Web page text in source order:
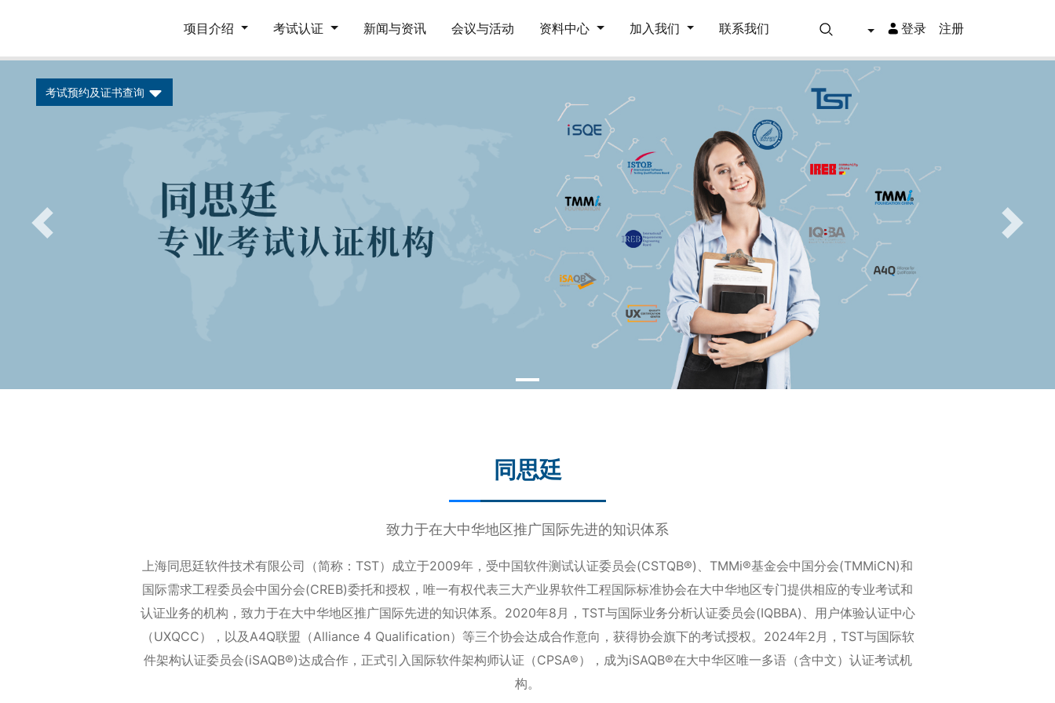
项目介绍 考试认证 新闻与资讯 会议与活动 资料中心 加入我们 联系我们 登录 注册
Previous Next
考试预约及证书查询
同思廷
致力于在大中华地区推广国际先进的知识体系
上海同思廷软件技术有限公司（简称：TST）成立于2009年，受中国软件测试认证委员会(CSTQB®)、TMMi®基金会中国分会(TMMiCN)和
国际需求工程委员会中国分会(CREB)委托和授权，唯一有权代表三大产业界软件工程国际标准协会在大中华地区专门提供相应的专业考试和
认证业务的机构，致力于在大中华地区推广国际先进的知识体系。2020年8月，TST与国际业务分析认证委员会(IQBBA)、用户体验认证中心
（UXQCC），以及A4Q联盟（Alliance 4 Qualification）等三个协会达成合作意向，获得协会旗下的考试授权。 2024年2月，TST与国际软
件架构认证委员会(iSAQB®)达成合作，正式引入国际软件架构师认证（CPSA®），成为iSAQB®在大中华区唯一多语（含中文）认证考试机
构。